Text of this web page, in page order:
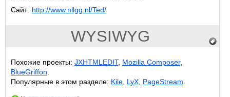
Сайт: http://www.nllgg.nl/Ted/
WYSIWYG
Похожие проекты: JXHTMLEDIT, Mozilla Composer,
BlueGriffon
Популярные в этом разделе: Kile LyX PageStream